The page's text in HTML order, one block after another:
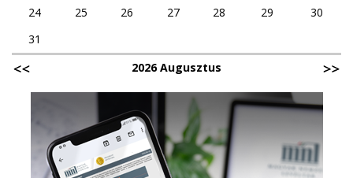
24
25 26 27 28 29
30
31
2026 Augusztus